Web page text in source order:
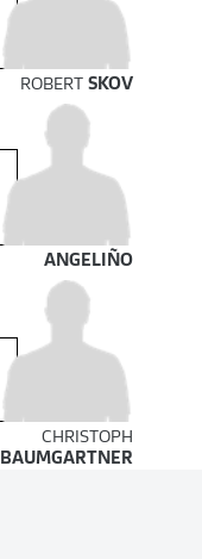
ROBERTSKOV
ANGELIÑO
CHRISTOPH
BAUMGARTNER